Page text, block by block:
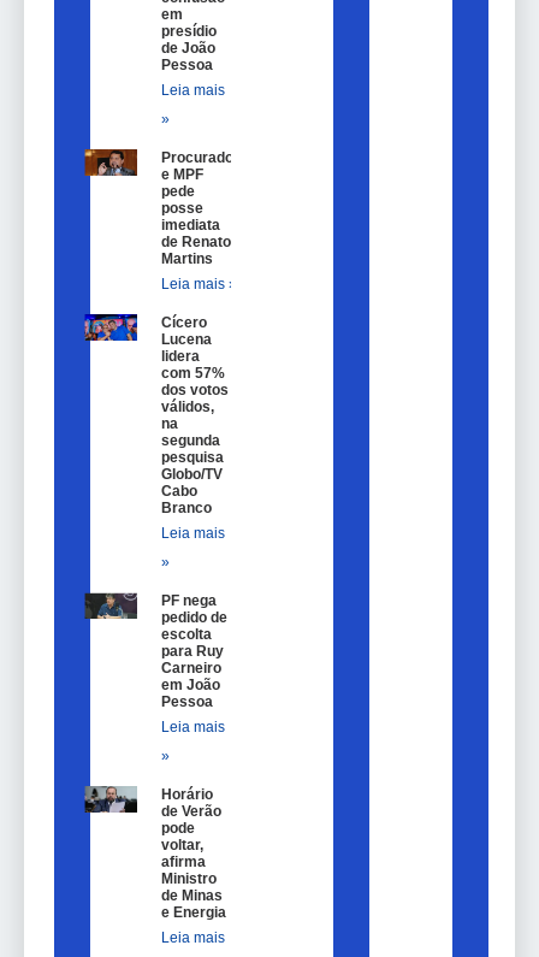
em
presídio
de João
Pessoa
Leia mais
»
Procurador
e MPF
pede
posse
imediata
de Renato
Martins
Leia mais »
Cícero
Lucena
lidera
com 57%
dos votos
válidos,
na
segunda
pesquisa
Globo/TV
Cabo
Branco
Leia mais
»
PF nega
pedido de
escolta
para Ruy
Carneiro
em João
Pessoa
Leia mais
»
Horário
de Verão
pode
voltar,
afirma
Ministro
de Minas
e Energia
Leia mais